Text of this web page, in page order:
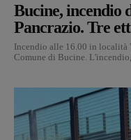
Bucine, incendio
Pancrazio. Tre
Incendio alle 16.00 in località
Comune di Bucine. L'incendio,